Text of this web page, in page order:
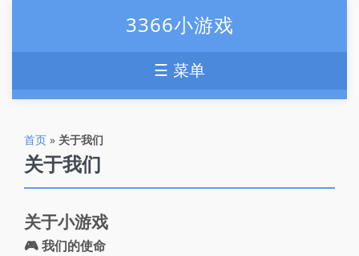
3366小游戏
☰ 菜单
首页 » 关于我们
关于我们
关于小游戏
🎮 我们的使命